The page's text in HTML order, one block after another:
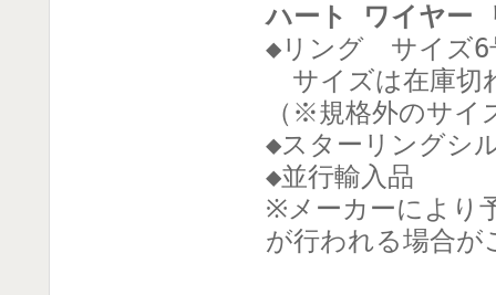
ハート ワイヤー
◆リング サイズ6
サイズは在庫切
（※規格外のサイ
◆スターリング
◆並行輸入品
※メーカーにより
が行われる場合が